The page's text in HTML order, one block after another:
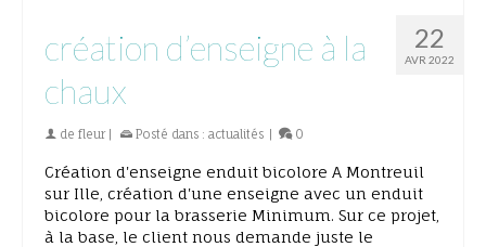
22
AVR 2022
création d’enseigne à la
chaux
de fleur | Posté dans : actualités | 0
Création d'enseigne enduit bicolore A Montreuil
sur Ille, création d'une enseigne avec un enduit
bicolore pour la brasserie Minimum. Sur ce projet,
à la base, le client nous demande juste le